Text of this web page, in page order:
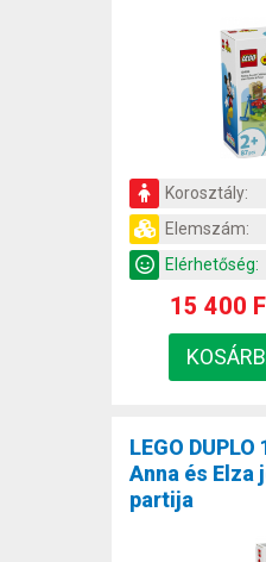
Korosztály:
Elemszám:
Elérhetőség:
15 400
LEGO DUPLO
Anna és Elza
partija